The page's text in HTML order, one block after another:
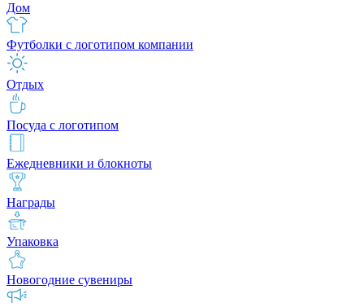
Дом
Футболки с логотипом компании
Отдых
Посуда с логотипом
Ежедневники и блокноты
Награды
Упаковка
Новогодние сувениры